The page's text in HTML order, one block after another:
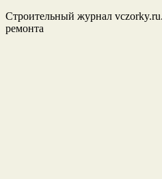
Строительный журнал
ремонта